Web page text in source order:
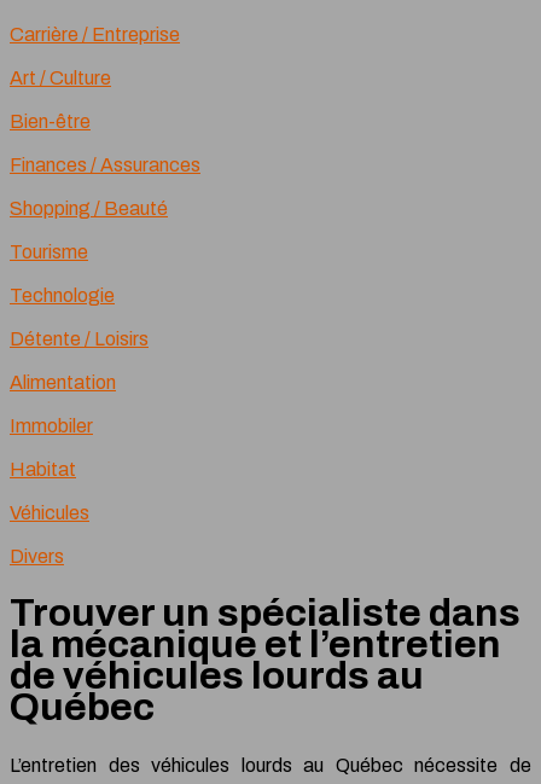
Carrière / Entreprise
Art / Culture
Bien-être
Finances / Assurances
Shopping / Beauté
Tourisme
Technologie
Détente / Loisirs
Alimentation
Immobiler
Habitat
Véhicules
Divers
Trouver un spécialiste dans
la mécanique et l’entretien
de véhicules lourds au
Québec
L’entretien des véhicules lourds au Québec nécessite de